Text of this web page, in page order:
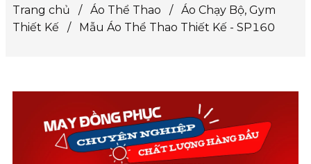
Trang chủ / Áo Thể Thao /
Áo Chạy Bộ, Gym
Thiết Kế
/ Mẫu Áo Thể Thao Thiết Kế - SP160